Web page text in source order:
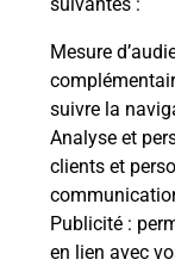
Mesure
suivre la
Analyse et
clients et
Publicité :
en lien avec
Collecte
9 Grande Rue
52310 Meures
Itinéraire
Le lien s'ouvre